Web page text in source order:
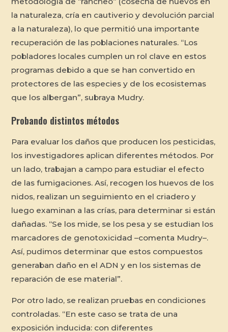
la naturaleza, cría en cautiverio y devolución parcial
a la naturaleza), lo que permitió una importante
recuperación de las poblaciones naturales. “Los
pobladores locales cumplen un rol clave en estos
programas debido a que se han convertido en
protectores de las especies y de los ecosistemas
que los albergan”, subraya Mudry.
Probando distintos métodos
Para evaluar los daños que producen los pesticidas,
los investigadores aplican diferentes métodos. Por
un lado, trabajan a campo para estudiar el efecto
de las fumigaciones. Así, recogen los huevos de los
nidos, realizan un seguimiento en el criadero y
luego examinan a las crías, para determinar si están
dañadas. “Se los mide, se los pesa y se estudian los
marcadores de genotoxicidad –comenta Mudry–.
Así, pudimos determinar que estos compuestos
generaban daño en el ADN y en los sistemas de
reparación de ese material”.
Por otro lado, se realizan pruebas en condiciones
controladas. “En este caso se trata de una
exposición inducida: con diferentes